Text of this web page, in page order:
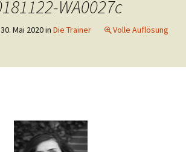
WA0027c
30. Mai 2020in Die Trainer
Volle Auflösung